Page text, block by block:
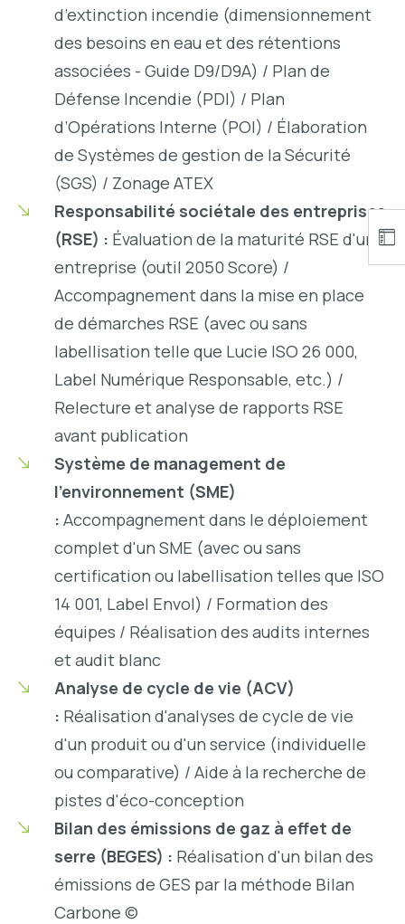
d’extinction incendie (dimensionnement
des besoins en eau et des rétentions
associées - Guide D9/D9A) / Plan de
Défense Incendie (PDI) / Plan
d’Opérations Interne (POI) / Élaboration
de Systèmes de gestion de la Sécurité
(SGS) / Zonage ATEX
Responsabilité sociétale des entreprises
(RSE) : Évaluation de la maturité RSE d'une
entreprise (outil 2050 Score) /
Accompagnement dans la mise en place
de démarches RSE (avec ou sans
labellisation telle que Lucie ISO 26 000,
Label Numérique Responsable, etc.) /
Relecture et analyse de rapports RSE
avant publication
Système de management de
l’environnement (SME)
: Accompagnement dans le déploiement
complet d'un SME (avec ou sans
certification ou labellisation telles que ISO
14 001, Label Envol) / Formation des
équipes / Réalisation des audits internes
et audit blanc
Analyse de cycle de vie (ACV)
: Réalisation d'analyses de cycle de vie
d'un produit ou d'un service (individuelle
ou comparative) / Aide à la recherche de
pistes d'éco-conception
Bilan des émissions de gaz à effet de
serre (BEGES) : Réalisation d'un bilan des
émissions de GES par la méthode Bilan
Carbone ©